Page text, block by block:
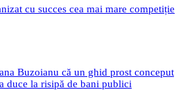
cu succes cea mai mare competiție
Buzoianu că un ghid prost conceput
duce la risipă de bani publici